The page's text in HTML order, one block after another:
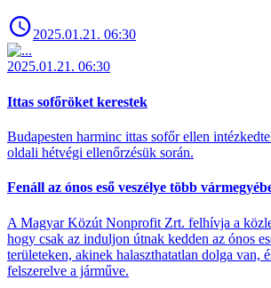
2025.01.21. 06:30
2025.01.21. 06:30
Ittas sofőröket kerestek
Budapesten harminc ittas sofőr ellen
oldali hétvégi ellenőrzésük során.
Fenáll az ónos eső veszélye több
A Magyar Közút Nonprofit Zrt. felhívja a
hogy csak az induljon útnak kedden az ónos
területeken, akinek halaszthatatlan dolga van,
felszerelve a járműve.